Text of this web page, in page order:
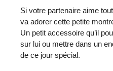
Si votre partenaire aime
va adorer cette petite
Un petit accessoire qu’il
sur lui ou mettre dans un
de ce jour spécial.